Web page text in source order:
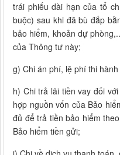
trái phiếu dài hạn của tổ
buộc) sau khi đã bù đắp
bảo hiểm, khoản dự
của Thông tư này;
g) Chi án phí, lệ phí thi
h) Chi trả lãi tiền vay đối
hợp nguồn vốn của Bảo
đủ để trả tiền bảo hiểm
Bảo hiểm tiền gửi;